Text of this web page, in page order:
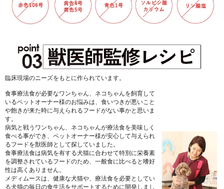
臨床現場のニーズをもとに作られています。
食事療法食が必要なワンちゃん、ネコちゃんを飼育して
いるペットオーナー様のお悩みは、食いつきが悪いこと
や飽きが来た時に与えられるフードがない事かと思いま
す。
病気と戦うワンちゃん、ネコちゃんが療法食を美味しく
食べる事ができ、ペットオーナー様が安心して与えられ
るフードを獣医師として探していました。
食事療法食は病気を有する犬猫に合わせて特別に栄養素
を調整されているフードのため、一般食に比べると嗜好
性は高くありません。
メディムースは、健康な犬猫や、療法食を必要としてい
る犬猫の毎日の食生活をサポートするために開発しまし